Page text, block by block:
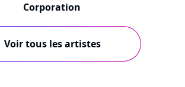
Corporation
Voir tous les artistes